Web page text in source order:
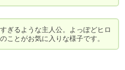
ぎるような主人公。よっぽどヒロ
ことがお気に入りな様子です。